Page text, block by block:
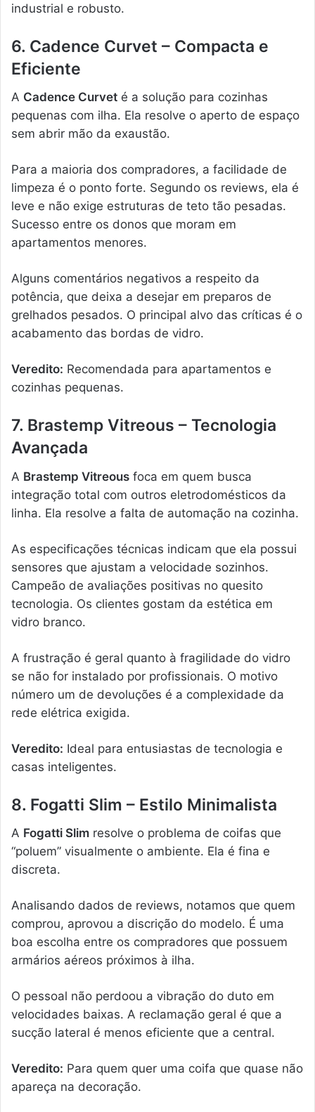
industrial e robusto.
6. Cadence Curvet – Compacta e
Eficiente
A Cadence Curvet é a solução para cozinhas
pequenas com ilha. Ela resolve o aperto de espaço
sem abrir mão da exaustão.
Para a maioria dos compradores, a facilidade de
limpeza é o ponto forte. Segundo os reviews, ela é
leve e não exige estruturas de teto tão pesadas.
Sucesso entre os donos que moram em
apartamentos menores.
Alguns comentários negativos a respeito da
potência, que deixa a desejar em preparos de
grelhados pesados. O principal alvo das críticas é o
acabamento das bordas de vidro.
Veredito: Recomendada para apartamentos e
cozinhas pequenas.
7. Brastemp Vitreous – Tecnologia
Avançada
A Brastemp Vitreous foca em quem busca
integração total com outros eletrodomésticos da
linha. Ela resolve a falta de automação na cozinha.
As especificações técnicas indicam que ela possui
sensores que ajustam a velocidade sozinhos.
Campeão de avaliações positivas no quesito
tecnologia. Os clientes gostam da estética em
vidro branco.
A frustração é geral quanto à fragilidade do vidro
se não for instalado por profissionais. O motivo
número um de devoluções é a complexidade da
rede elétrica exigida.
Veredito: Ideal para entusiastas de tecnologia e
casas inteligentes.
8. Fogatti Slim – Estilo Minimalista
A Fogatti Slim resolve o problema de coifas que
“poluem” visualmente o ambiente. Ela é fina e
discreta.
Analisando dados de reviews, notamos que quem
comprou, aprovou a discrição do modelo. É uma
boa escolha entre os compradores que possuem
armários aéreos próximos à ilha.
O pessoal não perdoou a vibração do duto em
velocidades baixas. A reclamação geral é que a
sucção lateral é menos eficiente que a central.
Veredito: Para quem quer uma coifa que quase não
apareça na decoração.